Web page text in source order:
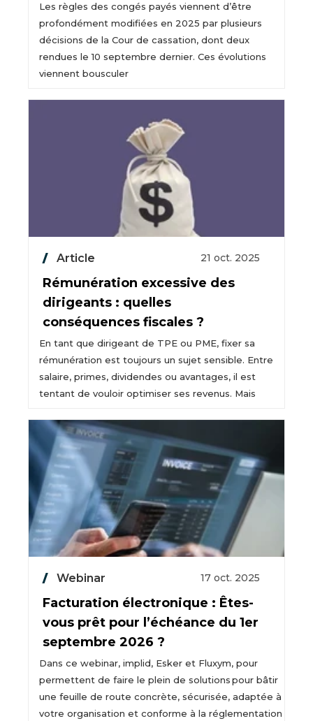
Les règles des congés payés viennent d’être
profondément modifiées en 2025 par plusieurs
décisions de la Cour de cassation, dont deux
rendues le 10 septembre dernier. Ces évolutions
viennent bousculer
Article 21 oct. 2025
Rémunération excessive des
dirigeants : quelles
conséquences fiscales ?
En tant que dirigeant de TPE ou PME, fixer sa
rémunération est toujours un sujet sensible. Entre
salaire, primes, dividendes ou avantages, il est
tentant de vouloir optimiser ses revenus. Mais
Webinar 17 oct. 2025
Facturation électronique : Êtes-
vous prêt pour l’échéance du 1er
septembre 2026 ?
Dans ce webinar, implid, Esker et Fluxym, pour
permettent de faire le plein de solutions pour bâtir
une feuille de route concrète, sécurisée, adaptée à
votre organisation et conforme à la réglementation